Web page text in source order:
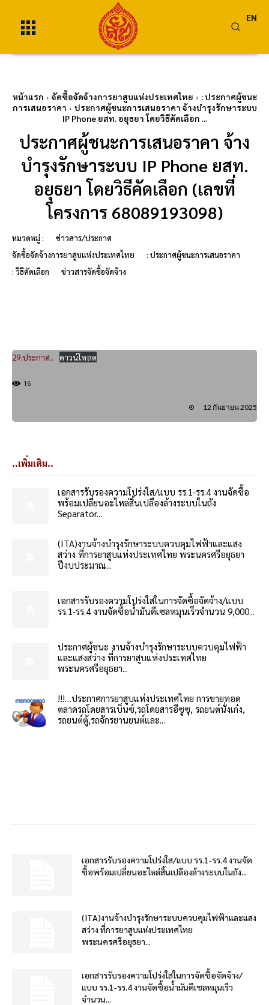
EN
หน้าแรก จัดซื้อจัดจ้างการยาสูบแห่งประเทศไทย
: ประกาศผู้ชนะ
การเสนอราคา
ประกาศผู้ชนะการเสนอราคา จ้างบำรุงรักษาระบบ
IP Phone ยสท. อยุธยา โดยวิธีคัดเลือก ...
ประกาศผู้ชนะการเสนอราคา จ้าง
บำรุงรักษาระบบ IP Phone ยสท.
อยุธยา โดยวิธีคัดเลือก (เลขที่
โครงการ 68089193098)
หมวดหมู่ :
ข่าวสาร/ประกาศ
จัดซื้อจัดจ้างการยาสูบแห่งประเทศไทย
: ประกาศผู้ชนะการเสนอราคา
: วิธีคัดเลือก
ข่าวสารจัดซื้อจัดจ้าง
29.ประกาศ.. ดาวน์โหลด
16
12 กันยายน 2025
..เพิ่มเติม..
เอกสารรับรองความโปร่งใส/แบบ รร.1-รร.4 งานจัดซื้อ
พร้อมเปลี่ยนอะไหล่สิ้นเปลืองล้างระบบในถัง
Separator...
(ITA)งานจ้างบำรุงรักษาระบบควบคุมไฟฟ้าและแสง
สว่าง ที่การยาสูบแห่งประเทศไทย พระนครศรีอยุธยา
ปีงบประมาณ...
เอกสารรับรองความโปร่งใสในการจัดซื้อจัดจ้าง/แบบ
รร.1-รร.4 งานจัดซื้อน้ำมันดีเซลหมุนเร็วจำนวน 9,000...
ประกาศผู้ชนะ งานจ้างบำรุงรักษาระบบควบคุมไฟฟ้า
และแสงสว่าง ที่การยาสูบแห่งประเทศไทย
พระนครศรีอยุธยา...
!!!…ประกาศการยาสูบแห่งประเทศไทย การขายทอด
ตลาดรถโดยสารเบ็นซ์,รถโดยสารอีซูซุ, รถยนต์นั่งเก๋ง,
รถยนต์ตู้,รถจักรยานยนต์และ...
เอกสารรับรองความโปร่งใส/แบบ รร.1-รร.4 งานจัด
ซื้อพร้อมเปลี่ยนอะไหล่สิ้นเปลืองล้างระบบในถัง...
(ITA)งานจ้างบำรุงรักษาระบบควบคุมไฟฟ้าและแสง
สว่าง ที่การยาสูบแห่งประเทศไทย
พระนครศรีอยุธยา...
เอกสารรับรองความโปร่งใสในการจัดซื้อจัดจ้าง/
แบบ รร.1-รร.4 งานจัดซื้อน้ำมันดีเซลหมุนเร็ว
จำนวน...